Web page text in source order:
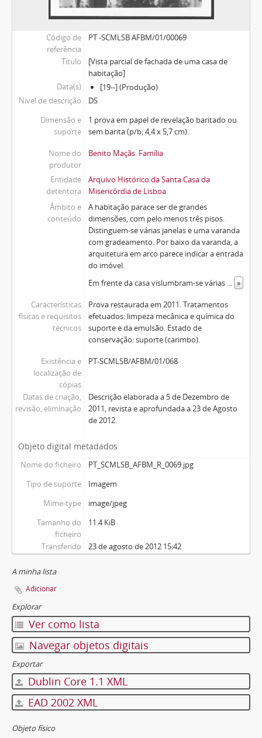
Código de
referência
PT -SCMLSB AFBM/01/00069
Título
[Vista parcial de fachada de uma casa de
habitação]
Data(s)
[19--] (Produção)
Nível de descrição
DS
Dimensão e
suporte
1 prova em papel de revelação baritado ou
sem barita (p/b; 4,4 x 5,7 cm).
Nome do
produtor
Benito Maçãs. Família
Entidade
detentora
Arquivo Histórico da Santa Casa da
Misericórdia de Lisboa
Âmbito e
conteúdo
A habitação parace ser de grandes
dimensões, com pelo menos três pisos.
Distinguem-se várias janelas e uma varanda
com gradeamento. Por baixo da varanda, a
arquitetura em arco parece indicar a entrada
do imóvel.
Em frente da casa vislumbram-se várias ... »
Características
físicas e requisitos
técnicos
Prova restaurada em 2011. Tratamentos
efetuados: limpeza mecânica e química do
suporte e da emulsão. Estado de
conservação: suporte (carimbo).
Existência e
localização de
cópias
PT-SCMLSB/AFBM/01/068
Datas de criação,
revisão, eliminação
Descrição elaborada a 5 de Dezembro de
2011, revista e aprofundada a 23 de Agosto
de 2012.
Objeto digital metadados
Nome do ficheiro
PT_SCMLSB_AFBM_R_0069.jpg
Tipo de suporte
Imagem
Mime-type
image/jpeg
Tamanho do
ficheiro
11.4 KiB
Transferido 23 de agosto de 2012 15:42
A minha lista
Adicionar
Explorar
Ver como lista
Navegar objetos digitais
Exportar
Dublin Core 1.1 XML
EAD 2002 XML
Objeto físico